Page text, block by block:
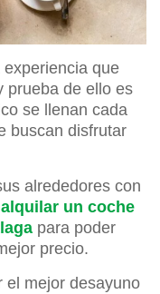
experiencia que
prueba de ello es
se llenan cada
buscan disfrutar
alrededores con
alquilar un coche
para poder
precio.
el mejor desayuno